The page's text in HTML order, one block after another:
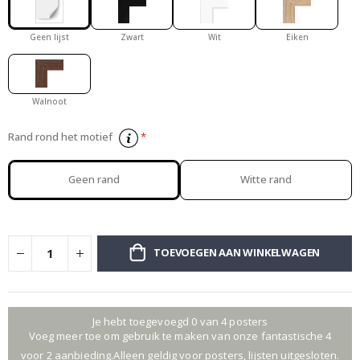
Geen lijst Zwart Wit Eiken
Walnoot
Rand rond het motief
Geen rand Witte rand
TOEVOEGEN AAN WINKELWAGEN
Je hebt toegevoegd 0 van 4 posters
Voeg meer toe om gebruik te maken van onze fantastische 4
voor 2 aanbieding.Alleen geldig voor posters, lijsten uitgesloten.